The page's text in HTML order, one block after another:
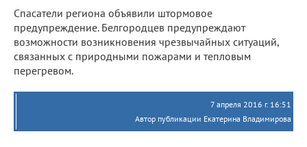
Спасатели региона объявили штормовое
предупреждение. Белгородцев предупреждают
возможности возникновения чрезвычайных ситуаций,
связанных с природными пожарами и тепловым
перегревом.
7 апреля 2016 г. 16:51
Автор публикации Екатерина Владимирова